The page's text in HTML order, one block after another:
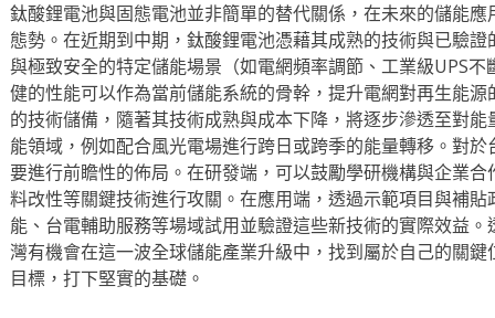
鈦酸鋰電池與固態電池並非簡單的替代關係，在未來的儲能
態勢。在近期到中期，鈦酸鋰電池憑藉其成熟的技術與已驗
與極致安全的特定儲能場景（如電網頻率調節、工業級UPS
健的性能可以作為當前儲能系統的骨幹，提升電網對再生能
的技術儲備，隨著其技術成熟與成本下降，將逐步滲透至對
能領域，例如配合風光電場進行跨日或跨季的能量轉移。對
要進行前瞻性的佈局。在研發端，可以鼓勵學研機構與企業
料改性等關鍵技術進行攻關。在應用端，透過示範項目與補
能、台電輔助服務等場域試用並驗證這些新技術的實際效益
灣有機會在這一波全球儲能產業升級中，找到屬於自己的關
目標，打下堅實的基礎。